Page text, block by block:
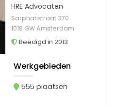
HRE Advocaten
Sarphatistraat 370
1018 GW Amsterdam
Beëdigd in 2013
Werkgebieden
555 plaatsen